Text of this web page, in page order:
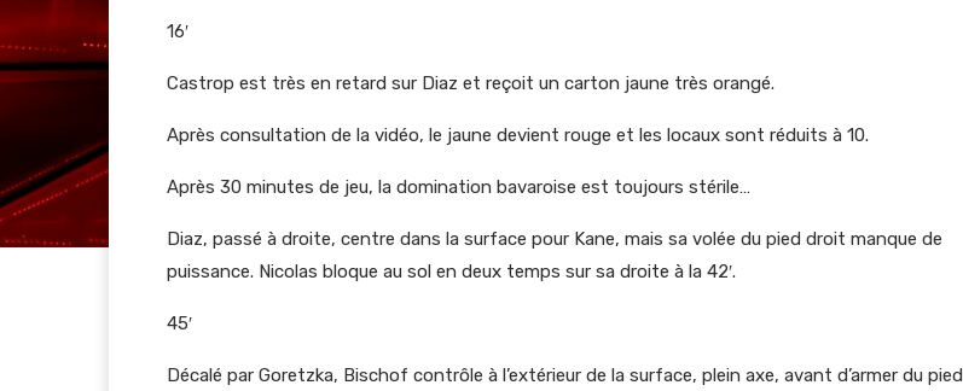
16′
Castrop est très en retard sur Diaz et reçoit un carton jaune très orangé.
Après consultation de la vidéo, le jaune devient rouge et les locaux sont réduits à 10.
Après 30 minutes de jeu, la domination bavaroise est toujours stérile…
Diaz, passé à droite, centre dans la surface pour Kane, mais sa volée du pied droit manque de
puissance. Nicolas bloque au sol en deux temps sur sa droite à la 42′.
45′
Décalé par Goretzka, Bischof contrôle à l’extérieur de la surface, plein axe, avant d’armer du pied